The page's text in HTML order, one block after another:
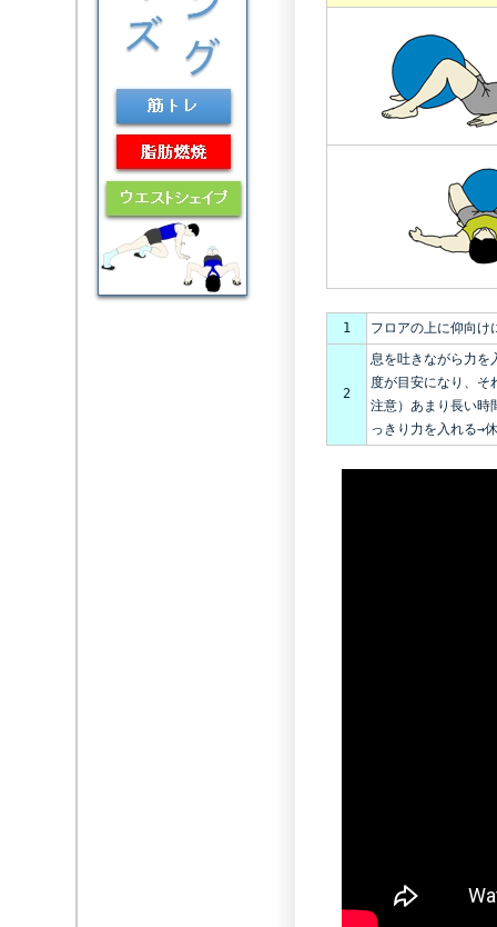
1 フロアの上に仰向け
2
息を吐きながら力を
度が目安になり、そ
注意）あまり長い時
っきり力を入れる→